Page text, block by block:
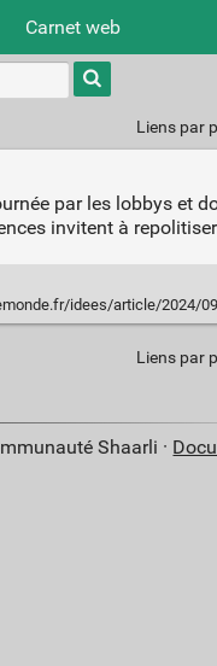
Carnet web
Type 1 or
more
charactersLiens par
par les lobbys et
invitent à
article/2024/09/06/la-democratie-de-l-
Liens par
Shaarli ·